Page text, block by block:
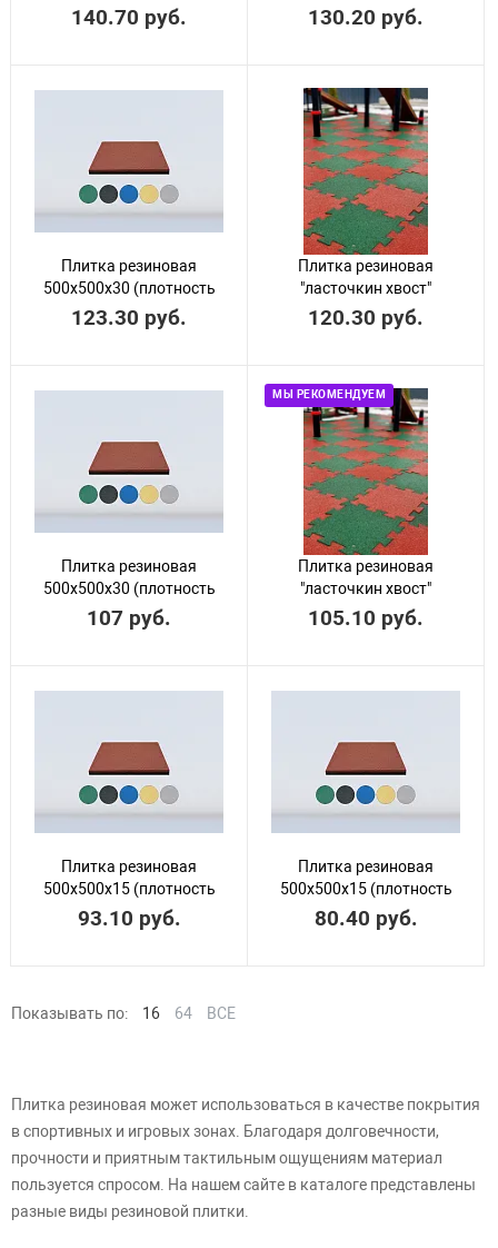
900 кг/м3)
140.70 руб.
800 кг/м3)
130.20 руб.
Плитка резиновая
500х500х30 (плотность
900 кг/м3)
123.30 руб.
Плитка резиновая
"ласточкин хвост"
500х500х40 (плотность
900 кг/м3)
120.30 руб.
Плитка резиновая
500х500х30 (плотность
800 кг/м3)
107 руб.
МЫ РЕКОМЕНДУЕМ
Плитка резиновая
"ласточкин хвост"
500х500х40 (плотность
800 кг/м3)
105.10 руб.
Плитка резиновая
500х500х15 (плотность
900 кг/м3)
93.10 руб.
Плитка резиновая
500х500х15 (плотность
800 кг/м3)
80.40 руб.
Показывать по: 16 64 ВСЕ
Плитка резиновая может использоваться в качестве покрытия
в спортивных и игровых зонах. Благодаря долговечности,
прочности и приятным тактильным ощущениям материал
пользуется спросом. На нашем сайте в каталоге представлены
разные виды резиновой плитки.